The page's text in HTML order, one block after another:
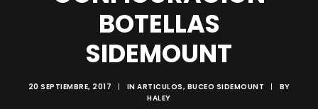
BOTELLAS
SIDEMOUNT
20 SEPTIEMBRE, 2017 | IN ARTICULOS, BUCEO SIDEMOUNT |
BY
HALEY